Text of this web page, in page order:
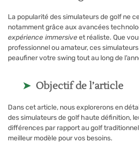
La popularité des simulateurs de golf ne
notamment grâce aux avancées
expérience immersiveet réaliste. Que
professionnel ou amateur, ces
peaufiner votre swing tout au long de
Objectif de l’article
Dans cet article, nous explorerons en
des simulateurs de golf haute définition,
différences par rapport au golf
meilleur modèle pour vos besoins.